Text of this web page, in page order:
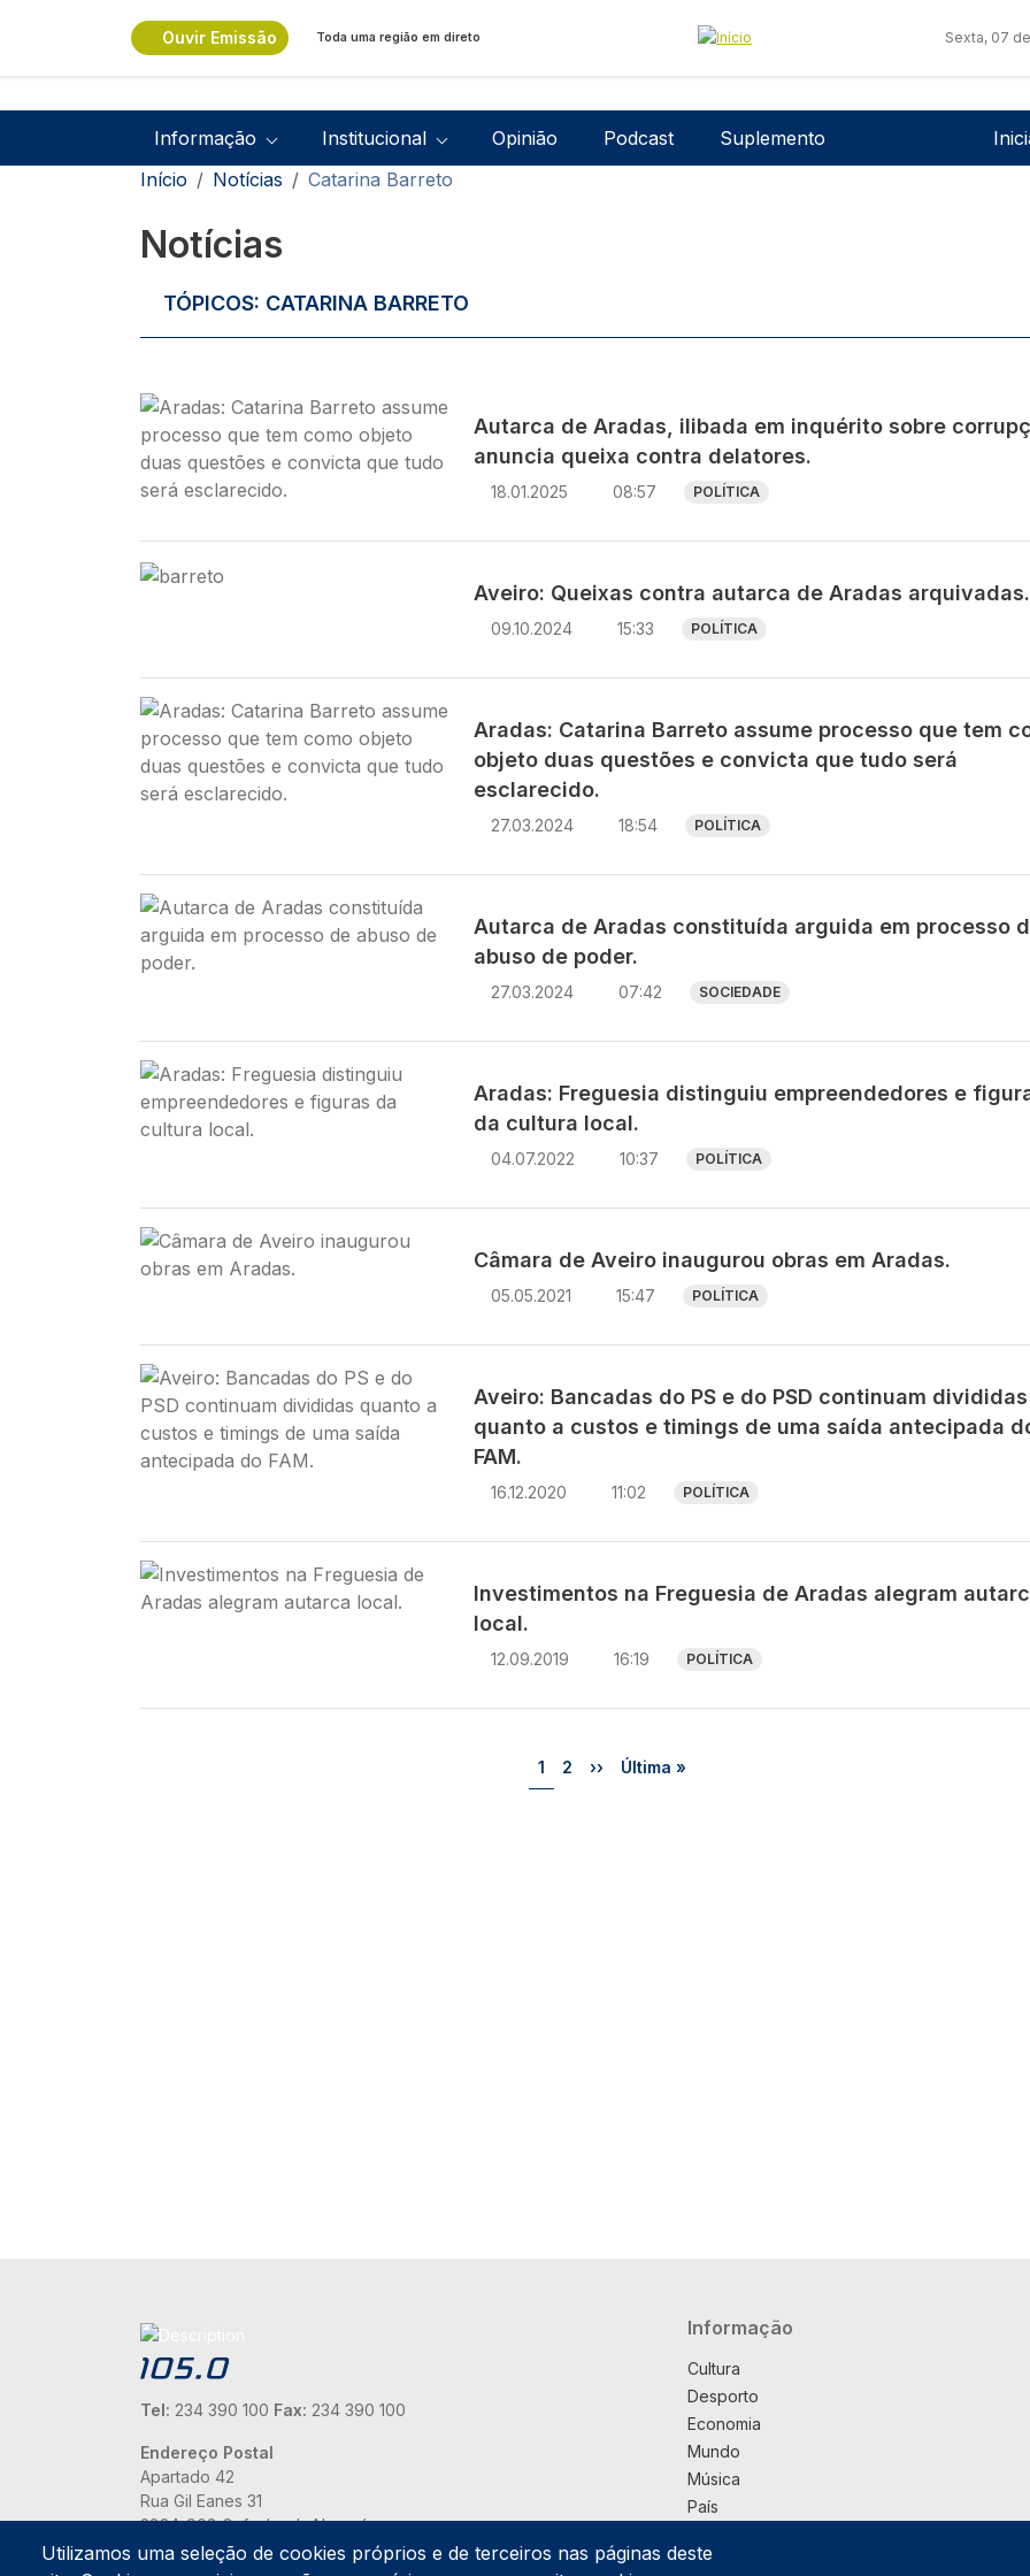
Ouvir Emissão Toda uma região em direto Sexta, 07
Navegação principal
Informação Institucional Opinião Podcast Suplemento
Navegação estrutural
Início Notícias Catarina Barreto
Notícias
TÓPICOS: CATARINA BARRETO
Imagem
Autarca de Aradas, ilibada em inquérito sobre
anuncia queixa contra delatores.
18.01.2025 08:57 POLÍTICA
Imagem
Aveiro: Queixas contra autarca de Aradas arquivadas.
09.10.2024 15:33 POLÍTICA
Imagem
Aradas: Catarina Barreto assume processo que tem
objeto duas questões e convicta que tudo será
esclarecido.
27.03.2024 18:54 POLÍTICA
Imagem
Autarca de Aradas constituída arguida em processo
abuso de poder.
27.03.2024 07:42 SOCIEDADE
Imagem
Aradas: Freguesia distinguiu empreendedores e
da cultura local.
04.07.2022 10:37 POLÍTICA
Imagem
Câmara de Aveiro inaugurou obras em Aradas.
05.05.2021 15:47 POLÍTICA
Imagem
Aveiro: Bancadas do PS e do PSD continuam divididas
quanto a custos e timings de uma saída antecipada
FAM.
16.12.2020 11:02 POLÍTICA
Imagem
Investimentos na Freguesia de Aradas alegram
local.
12.09.2019 16:19 POLÍTICA
Página
1 Página
2 Próxima página
›› Última página
Última »
Tel: 234 390 100 Fax: 234 390 100
Endereço Postal
Apartado 42
Rua Gil Eanes 31
3834-908 Gafanha da Nazaré
Navegação principal
Informação
Cultura
Desporto
Economia
Mundo
Música
País
Praça
Utilizamos uma seleção de cookies próprios e de terceiros nas páginas deste